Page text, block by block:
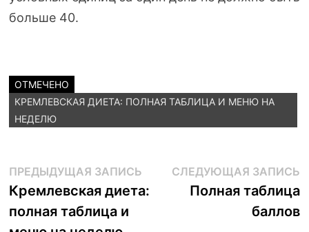
больше 40.
ОТМЕЧЕНО
КРЕМЛЕВСКАЯ ДИЕТА: ПОЛНАЯ ТАБЛИЦА И МЕНЮ НА
НЕДЕЛЮ
Навигация
по
записям
ПРЕДЫДУЩАЯ ЗАПИСЬПредыдущая
запись:
Кремлевская диета:
полная таблица и
СЛЕДУЮЩАЯ ЗАПИСЬ
Полная таблица
баллов